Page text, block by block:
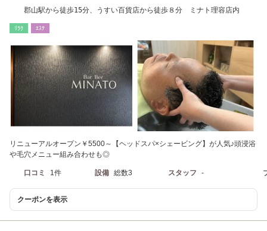
郡山駅から徒歩15分、うすい百貨店から徒歩８分 ミナト理容店内
ﾘﾗｸ ｴｽﾃ
リニューアルオープン￥5500～【ヘッドスパ×シェービング】が人気♪頭浸浴
や毛穴メニュー組み合わせも◎
口コミ 1件 設備 総数3 スタッフ -
クーポンを表示